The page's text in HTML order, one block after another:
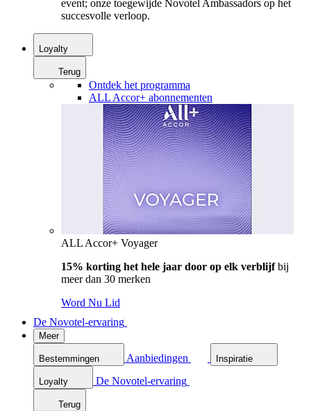
event; onze toegewijde Novotel Ambassadors op het
succesvolle verloop.
Loyalty
Terug
Ontdek het programma
ALL Accor+ abonnementen
ALL Accor+ Voyager
15% korting het hele jaar door op elk verblijfbij
meer dan 30 merken
Word Nu Lid
De Novotel-ervaring
Meer
Bestemmingen Aanbiedingen Inspiratie
Loyalty De Novotel-ervaring
Terug